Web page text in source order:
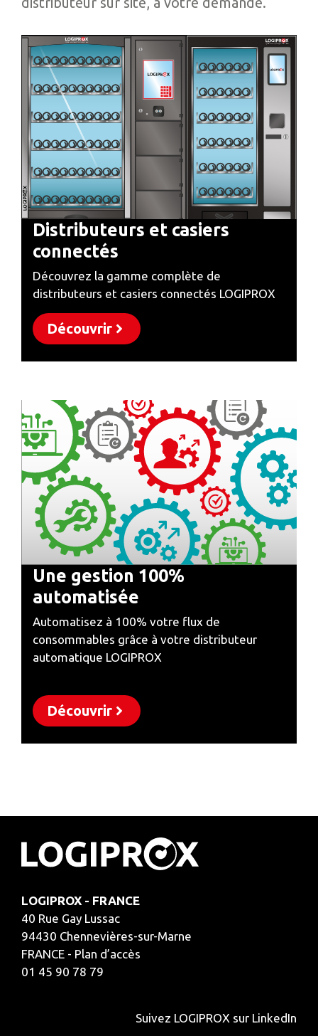
Distributeurs et casiers
connectés
Découvrez la gamme complète de
distributeurs et casiers connectés LOGIPROX
Découvrir
Une gestion 100%
automatisée
Automatisez à 100% votre flux de
consommables grâce à votre distributeur
automatique LOGIPROX
Découvrir
LOGIPROX - FRANCE
40 Rue Gay Lussac
94430 Chennevières-sur-Marne
FRANCE - Plan d’accès
01 45 90 78 79
Suivez LOGIPROX sur LinkedIn